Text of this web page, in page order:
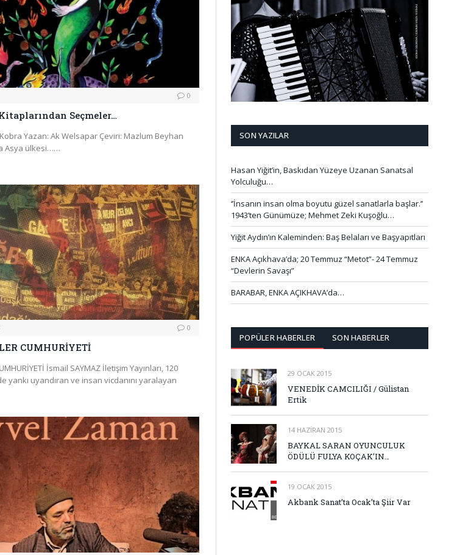
0
Seçmeler…
Kobra Yazan: Ak Welsapar Çeviri: Mazlum Beyhan
Asya ülkesi……
0
CUMHURİYETİ
İsmail SAYMAZ İletişim Yayınları, 120
yankı uyandıran ve insan vicdanını yaralayan
SON YAZILAR
Hasan Yiğit’in, Baskıdan Yüzeye Uzanan Sanatsal
Yolculuğu…
‘’İnsanın insan olma boyutu güzel sanatlarla başlar.’’
1943’ten Günümüze; Mehmet Zeki Kuşoğlu…
Yiğit Aydın’ın Kaleminden: Baş Belaları ve Başyapıtları
ENKA Açıkhava’da; 20 Temmuz “Metot”- 24 Temmuz
“Devlerin Savaşı”
BARABAR, ENKA AÇIKHAVA’da…
POPÜLER HABERLER SON HABERLER
29 OCAK 2015
VENEDİK CAMCILIĞI / Gülistan
Ertik
14 HAZIRAN 2015
BAYKAL SARAN OYUNCULUK
ÖDÜLÜ FULYA KOÇAK’IN…
19 OCAK 2015
Akbank Sanat’ta Ocak’ta Şiir Var